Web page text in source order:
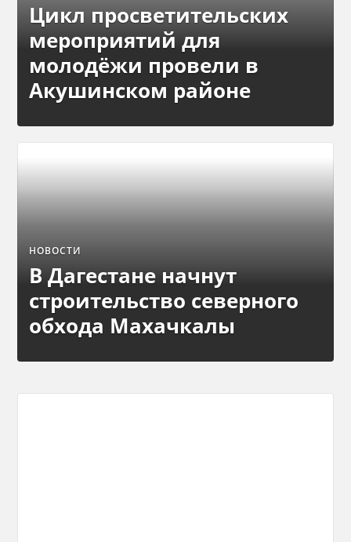
Цикл просветительских
мероприятий для
молодёжи провели в
Акушинском районе
НОВОСТИ
В Дагестане начнут
строительство северного
обхода Махачкалы